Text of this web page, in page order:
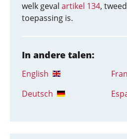
welk geval artikel 134,
toepassing is.
In andere talen:
English
Deutsch